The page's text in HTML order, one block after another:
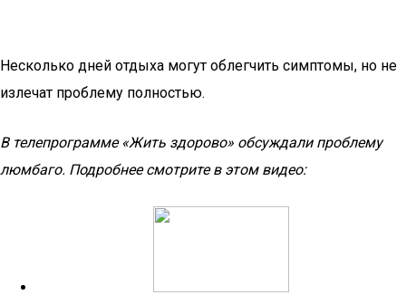
Несколько дней отдыха могут облегчить симптомы, но не
излечат проблему полностью.
В телепрограмме «Жить здорово» обсуждали проблему
люмбаго. Подробнее смотрите в этом видео: